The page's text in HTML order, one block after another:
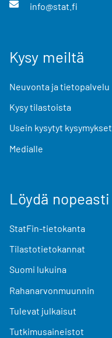
info@stat.fi
Kysy meiltä
Neuvonta ja tietopalvelu
Kysy tilastoista
Usein kysytyt kysymykset
Medialle
Löydä nopeasti
StatFin-tietokanta
Tilastotietokannat
Suomi lukuina
Rahanarvonmuunnin
Tulevat julkaisut
Tutkimusaineistot